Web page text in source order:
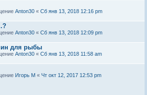
Anton30 « Сб янв 13, 2018 12:16 pm
Anton30 « Сб янв 13, 2018 12:09 pm
для рыбы
Anton30 « Сб янв 13, 2018 11:58 am
Игорь М « Чт окт 12, 2017 12:53 pm